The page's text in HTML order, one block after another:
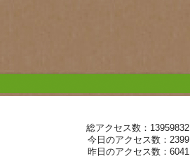
総アクセス数：13959832
今日のアクセス数：2399
昨日のアクセス数：6041